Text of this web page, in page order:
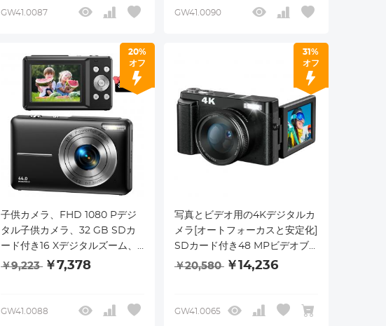
GW41.0087
（黒）
GW41.0090
20%
オフ
子供カメラ、FHD 1080 Pデジ
タル子供カメラ、32 GB SDカ
ード付き16 Xデジタルズーム、
コンパクトドットカメラ、青少
（黒）
￥9,223 ￥7,378
GW41.0088
31%
オフ
写真とビデオ用の4Kデジタルカ
メラ[オートフォーカスと安定化]
SDカード付き48 MPビデオブ
ログカメラ、フラッシュ付き3イ
ズームトラベルカメラ
￥20,580 ￥14,236
GW41.0065